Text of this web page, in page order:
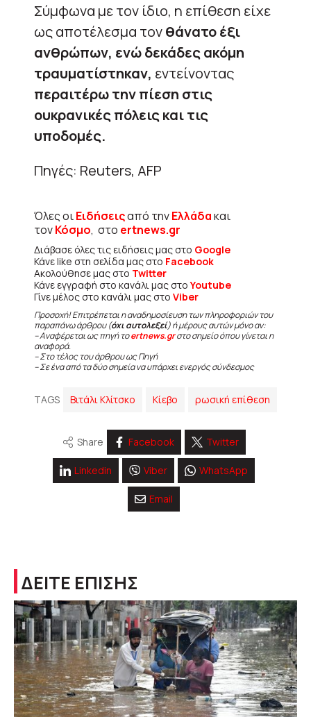
Σύμφωνα με τον ίδιο, η επίθεση είχε
ως αποτέλεσμα τονθάνατο έξι
ανθρώπων, ενώ δεκάδες ακόμη
τραυματίστηκαν, εντείνοντας
περαιτέρω την πίεση στις
ουκρανικές πόλεις και τις
υποδομές.
Πηγές: Reuters, AFP
Όλες οιΕιδήσειςαπό τηνΕλλάδακαι
τονΚόσμο, στο ertnews.gr
Διάβασε όλες τις ειδήσεις μας στο Google
Κάνε like στη σελίδα μας στο Facebook
Ακολούθησε μας στο Twitter
Κάνε εγγραφή στο κανάλι μας στοYoutube
Γίνε μέλος στο κανάλι μας στο Viber
Προσοχή! Επιτρέπεται η αναδημοσίευση των πληροφοριών του
παραπάνω άρθρου (όχι αυτολεξεί) ή μέρους αυτών μόνο αν:
– Αναφέρεται ως πηγή τοertnews.grστο σημείο όπου γίνεται η
αναφορά.
– Στο τέλος του άρθρου ως Πηγή
– Σε ένα από τα δύο σημεία να υπάρχει ενεργός σύνδεσμος
TAGS Βιτάλι Κλίτσκο Κίεβο ρωσική επίθεση
Share Facebook Twitter
Linkedin Viber WhatsApp
Email
ΔΕΙΤΕ ΕΠΙΣΗΣ